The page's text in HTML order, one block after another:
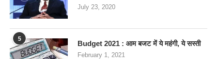
July 23, 2020
5
Budget 2021 : आम बजट में ये महंगी, ये सस्‍ती
February 1, 2021